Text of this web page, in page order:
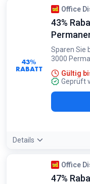
Bedingungen:
Gilt nur für
Kopierpapier
43%
RABATT
Office
43%
Sparen Sie
3000
Gültig
Geprüft
Details
Bedingungen:
Gilt nur für
Office
47%